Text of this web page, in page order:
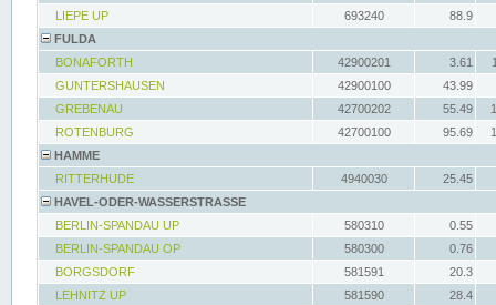
LIEPE UP
693240
88.9
FULDA
BONAFORTH
42900201 3.61
GUNTERSHAUSEN
42900100
43.99
GREBENAU
42700202 55.49
ROTENBURG
42700100 95.69
HAMME
RITTERHUDE
4940030
25.45
HAVEL-ODER-WASSERSTRASSE
BERLIN-SPANDAU UP
580310
0.55
BERLIN-SPANDAU OP
580300
0.76
BORGSDORF
581591
20.3
LEHNITZ UP
581590
28.4